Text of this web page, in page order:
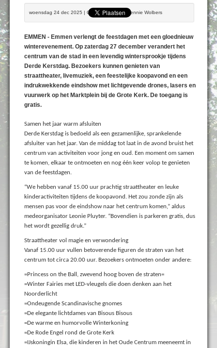
woensdag 24 dec 2025 | Geschreven door Bennie Wolbers
EMMEN - Emmen verlengt de feestdagen met een gloednieuw
winterevenement. Op zaterdag 27 december verandert het
centrum van de stad in een levendig wintersprookje tijdens
Derde Kerstdag. Bezoekers kunnen genieten van
straattheater, livemuziek, een feestelijke koopavond en een
indrukwekkende eindshow met lichtgevende drones, lasers en
vuurwerk op het Marktplein bij de Grote Kerk. De toegang is
gratis.
Samen het jaar warm afsluiten
Derde Kerstdag is bedoeld als een gezamenlijke, sprankelende
afsluiter van het jaar. Van de middag tot laat in de avond bruist het
centrum van activiteiten voor jong en oud. Een moment om samen
te komen, elkaar te ontmoeten en nog één keer volop te genieten
van de feestdagen.
“We hebben vanaf 15.00 uur prachtig straattheater en leuke
kinderactiviteiten tijdens de koopavond. Het zou zonde zijn als
mensen pas voor de eindshow naar het centrum komen,” aldus
medeorganisator Leonie Pluyter. “Bovendien is parkeren gratis, dus
het wordt gezellig druk.”
Straattheater vol magie en verwondering
Vanaf 15.00 uur vullen betoverende figuren de straten van het
centrum tot circa 20.00 uur. Bezoekers ontmoeten onder andere:
=Princess on the Ball, zwevend hoog boven de straten=
=Winter Fairies met LED-vleugels die doen denken aan het
Noorderlicht
=Ondeugende Scandinavische gnomes
=De elegante lichtdames van Bisous Bisous
=De warme en humorvolle Winterkoning
=De Rode Engel rond de Grote Kerk
=IJskoningin Elsa, die kinderen in het Oude Centrum meeneemt in